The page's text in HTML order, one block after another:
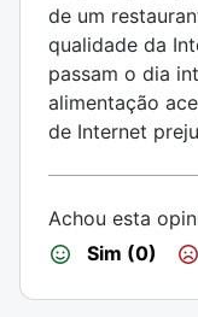
de um
qualidade da
passam o dia
alimentação
de Internet
Achou esta
Sim (0)